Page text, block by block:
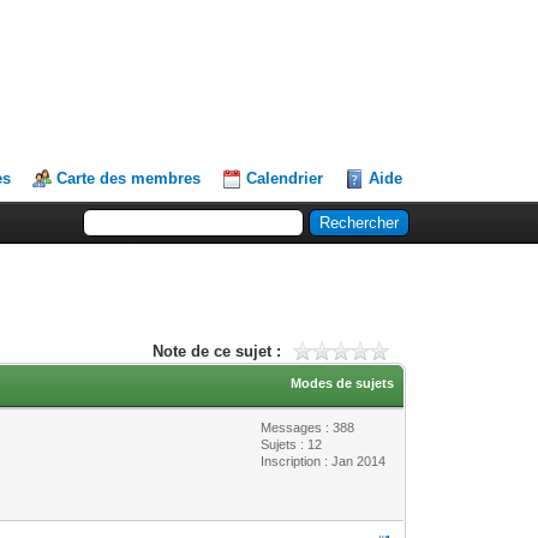
Carte des membres Calendrier Aide
Note de ce sujet :
Modes de sujets
Messages : 388
Sujets : 12
Inscription : Jan 2014